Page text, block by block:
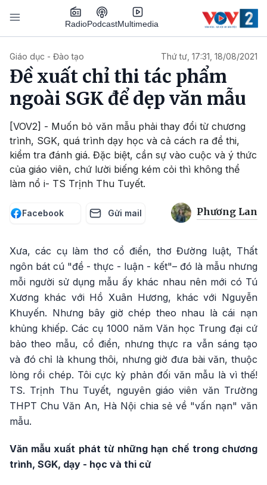
Nhảy đến nội dung
RadioPodcastMultimedia
Giáo dục - Đào tạo Thứ tư, 17:31, 18/08/2021
Đề xuất chỉ thi tác phẩm
ngoài SGK để dẹp văn mẫu
[VOV2] - Muốn bỏ văn mẫu phải thay đổi từ chương
trình, SGK, quá trình dạy học và cả cách ra đề thi,
kiểm tra đánh giá. Đặc biệt, cần sự vào cuộc và ý thức
của giáo viên, chứ lười biếng kém cỏi thì không thể
làm nổ i- TS Trịnh Thu Tuyết.
Facebook Gửi mail Phương Lan
Xưa, các cụ làm thơ cổ điển, thơ Đường luật, Thất
ngôn bát cú "đề - thực - luận - kết"– đó là mẫu nhưng
mỗi người sử dụng mẫu ấy khác nhau nên mới có Tú
Xương khác với Hồ Xuân Hương, khác với Nguyễn
Khuyến. Nhưng bây giờ chép theo nhau là cái nạn
khủng khiếp. Các cụ 1000 năm Văn học Trung đại cứ
bảo theo mẫu, cổ điển, nhưng thực ra vẫn sáng tạo
và đó chỉ là khung thôi, nhưng giờ đưa bài văn, thuộc
lòng rồi chép. Tôi cực kỳ phản đối văn mẫu là vì thế!
TS. Trịnh Thu Tuyết, nguyên giáo viên văn Trường
THPT Chu Văn An, Hà Nội chia sẻ về "vấn nạn" văn
mẫu.
Văn mẫu xuất phát từ những hạn chế trong chương
trình, SGK, dạy - học và thi cử